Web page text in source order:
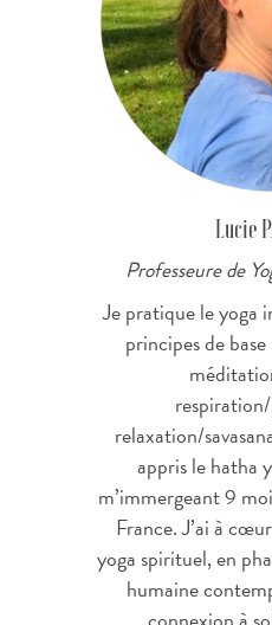
Lucie
Professeure de
Je pratique le yoga
principes de
relaxation/
appris le hatha
m’immergeant 9
France. J’ai à
yoga spirituel, en
humaine